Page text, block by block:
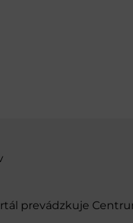
prevádzkuje